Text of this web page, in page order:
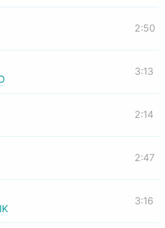
2:50
3:13
2:14
2:47
3:16